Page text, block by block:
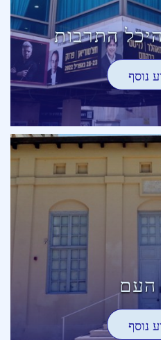
התרבות
נוסף
העם
נוסף